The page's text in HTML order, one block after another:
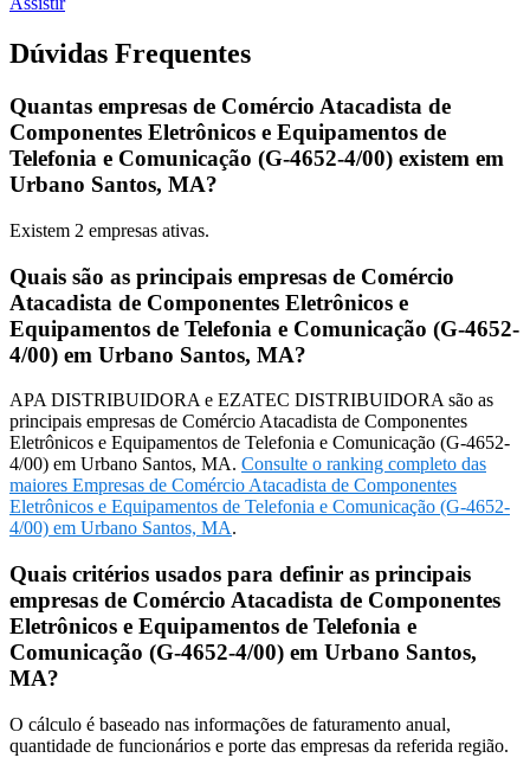
Dúvidas Frequentes
Quantas empresas de Comércio Atacadista de
Componentes Eletrônicos e Equipamentos de
Telefonia e Comunicação (G-4652-4/00) existem em
Urbano Santos, MA?
Existem 2 empresas ativas.
Quais são as principais empresas de Comércio
Atacadista de Componentes Eletrônicos e
Equipamentos de Telefonia e Comunicação (G-4652-
4/00) em Urbano Santos, MA?
APA DISTRIBUIDORA e EZATEC DISTRIBUIDORA são as
principais empresas de Comércio Atacadista de Componentes
Eletrônicos e Equipamentos de Telefonia e Comunicação (G-4652-
4/00) em Urbano Santos, MA. Consulte o ranking completo das
maiores Empresas de Comércio Atacadista de Componentes
Eletrônicos e Equipamentos de Telefonia e Comunicação (G-4652-
4/00) em Urbano Santos, MA.
Quais critérios usados para definir as principais
empresas de Comércio Atacadista de Componentes
Eletrônicos e Equipamentos de Telefonia e
Comunicação (G-4652-4/00) em Urbano Santos,
MA?
O cálculo é baseado nas informações de faturamento anual,
quantidade de funcionários e porte das empresas da referida região.